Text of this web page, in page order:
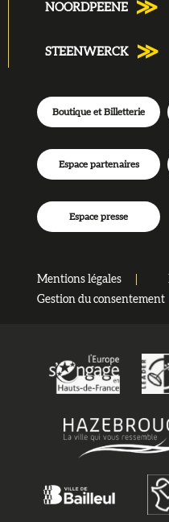
NOORDPEENE
STEENWERCK
Mentions légales
Gestion du consentement
Boutique et Billetterie
Espace partenaires
Espace presse